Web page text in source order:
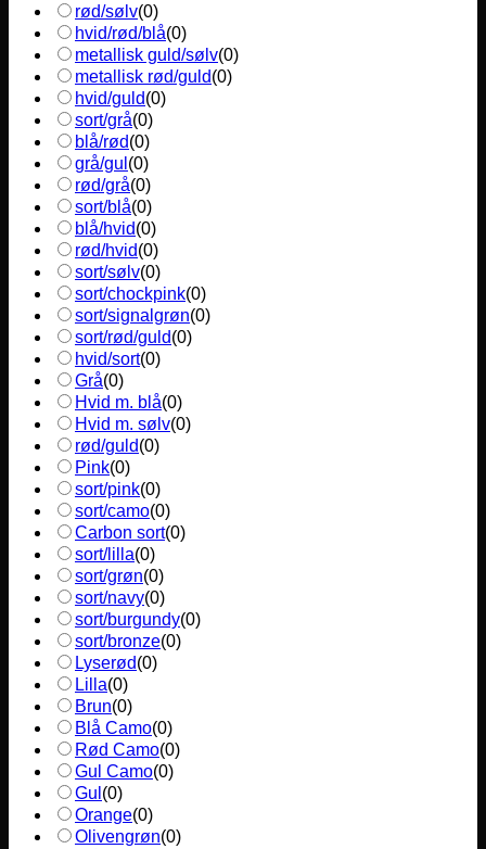
rød/sølv(0)
hvid/rød/blå(0)
metallisk guld/sølv(0)
metallisk rød/guld(0)
hvid/guld(0)
sort/grå(0)
blå/rød(0)
grå/gul (0)
rød/grå(0)
sort/blå(0)
blå/hvid(0)
rød/hvid(0)
sort/sølv(0)
sort/chockpink(0)
sort/signalgrøn(0)
sort/rød/guld(0)
hvid/sort(0)
Grå(0)
Hvid m. blå(0)
Hvid m. sølv(0)
rød/guld(0)
Pink(0)
sort/pink(0)
sort/camo(0)
Carbon sort(0)
sort/lilla(0)
sort/grøn(0)
sort/navy(0)
sort/burgundy(0)
sort/bronze(0)
Lyserød(0)
Lilla(0)
Brun(0)
Blå Camo(0)
Rød Camo(0)
Gul Camo(0)
Gul (0)
Orange(0)
Olivengrøn(0)